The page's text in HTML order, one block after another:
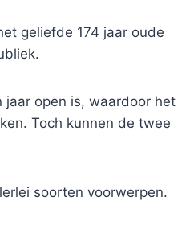
geliefde 174 jaar oude
open is, waardoor het
Toch kunnen de twee
soorten voorwerpen.